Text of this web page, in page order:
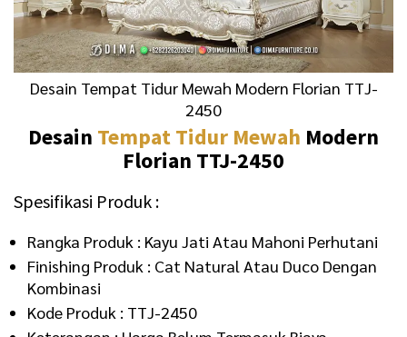
Desain Tempat Tidur Mewah Modern Florian TTJ-
2450
Desain Tempat Tidur Mewah Modern
Florian TTJ-2450
Spesifikasi Produk :
Rangka Produk : Kayu Jati Atau Mahoni Perhutani
Finishing Produk : Cat Natural Atau Duco Dengan
Kombinasi
Kode Produk : TTJ-2450